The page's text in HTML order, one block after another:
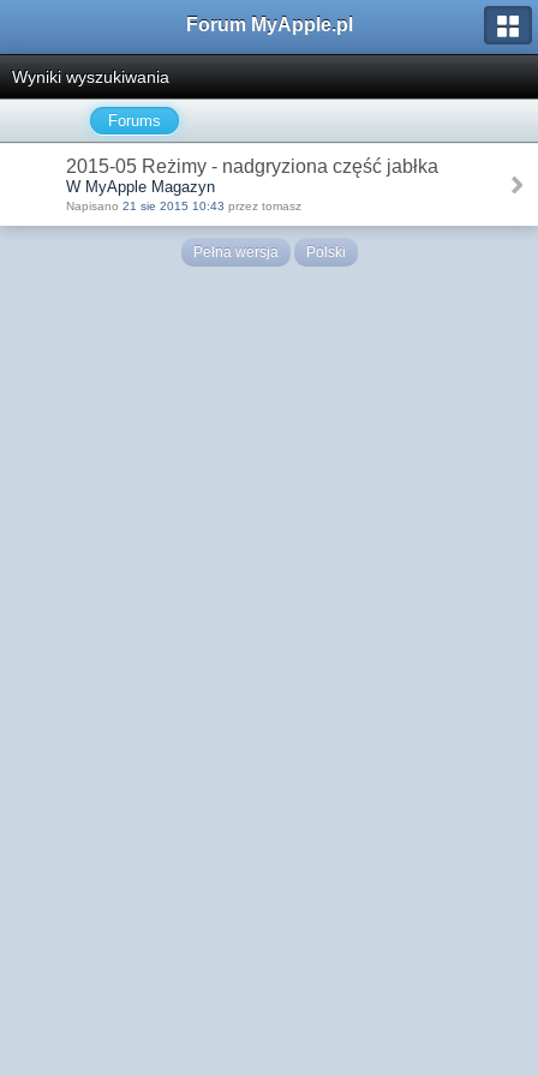
Forum MyApple.pl
Wyniki wyszukiwania
Forums
2015-05 Reżimy - nadgryziona część jabłka
W MyApple Magazyn
Napisano 21 sie 2015 10:43 przez tomasz
Pełna wersja Polski